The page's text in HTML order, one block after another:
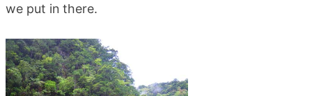
we put in there.